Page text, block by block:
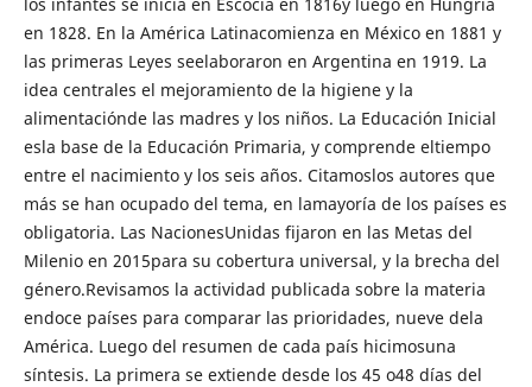
en 1828. En la América Latinacomienza en México en 1881 y
las primeras Leyes seelaboraron en Argentina en 1919. La
idea centrales el mejoramiento de la higiene y la
alimentaciónde las madres y los niños. La Educación Inicial
esla base de la Educación Primaria, y comprende eltiempo
entre el nacimiento y los seis años. Citamoslos autores que
más se han ocupado del tema, en lamayoría de los países es
obligatoria. Las NacionesUnidas fijaron en las Metas del
Milenio en 2015para su cobertura universal, y la brecha del
género.Revisamos la actividad publicada sobre la materia
endoce países para comparar las prioridades, nueve dela
América. Luego del resumen de cada país hicimosuna
síntesis. La primera se extiende desde los 45 o48 días del